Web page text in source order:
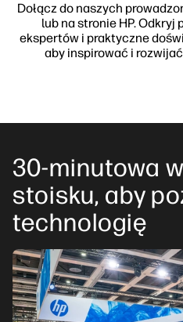
Dołącz do naszych
lub na stronie HP. Odkryj
ekspertów i praktyczne
aby inspirować i
30-minutowa
stoisku, aby
technologię